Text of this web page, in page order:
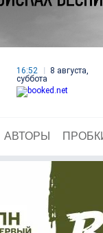
16:52
8 августа,
суббота
АВТОРЫ